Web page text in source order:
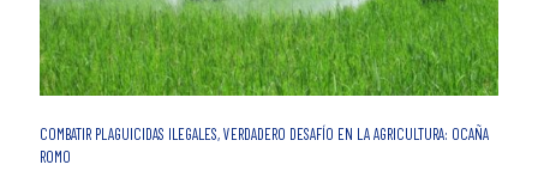
COMBATIR PLAGUICIDAS ILEGALES, VERDADERO DESAFÍO EN LA AGRICULTURA: OCAÑA
ROMO